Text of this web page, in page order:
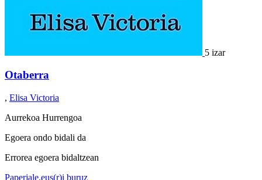
5 izar
Otaberra
, Elisa Victoria
Aurrekoa Hurrengoa
Egoera ondo bidali da
Errorea egoera bidaltzean
Paperjale.eus(r)i buruz